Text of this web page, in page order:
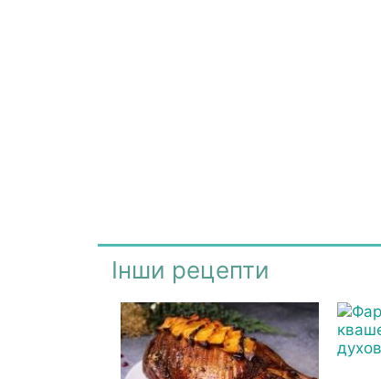
Інши рецепти